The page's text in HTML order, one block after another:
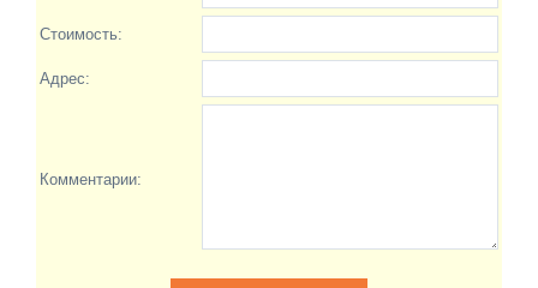
Стоимость:
Адрес:
Комментарии: